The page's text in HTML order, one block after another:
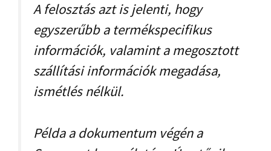
A felosztás azt is jelenti, hogy
egyszerűbb a termékspecifikus
információk, valamint a megosztott
szállítási információk megadása,
ismétlés nélkül.
Példa a dokumentum végén a